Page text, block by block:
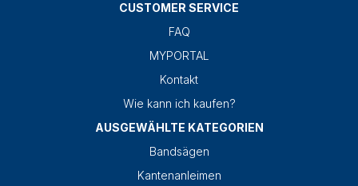
CUSTOMER SERVICE
FAQ
MYPORTAL
Kontakt
Wie kann ich kaufen?
AUSGEWÄHLTE KATEGORIEN
Bandsägen
Kantenanleimen